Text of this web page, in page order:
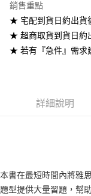
每筆NT$60
付款後7-11取貨
每筆NT$60
宅配-離島
銷售重點
★ 宅配到貨日約出貨
★ 超商取貨到貨日約
★ 若有『急件』需求
詳細說明
本書在最短時間內將雅
題型提供大量習題，幫